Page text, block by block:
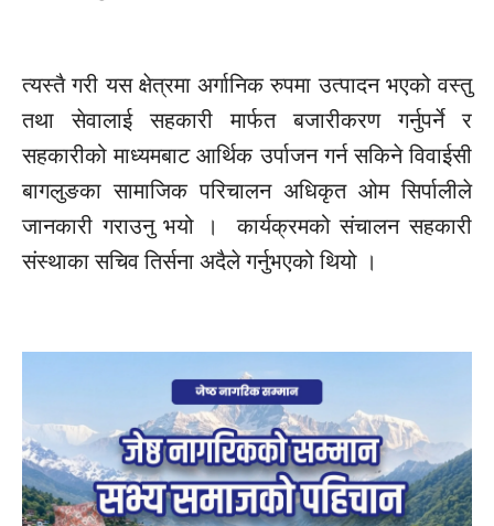
त्यस्तै गरी यस क्षेत्रमा अर्गानिक रुपमा उत्पादन भएको वस्तु
तथा सेवालाई सहकारी मार्फत बजारीकरण गर्नुपर्ने र
सहकारीको माध्यमबाट आर्थिकउर्पाजनगर्न सकिनेविवाईसी
बागलुङका सामाजिक परिचालन अधिकृत ओमसिर्पालीले
जानकारी गराउनु भयो । कार्यक्रमकोसंचालनसहकारी
संस्थाका सचिव तिर्सना अदैलेगर्नुभएको थियो ।